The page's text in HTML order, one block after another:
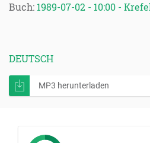
Buch: 1989-07-02 - 10:00 -
DEUTSCH
MP3 herunterladen